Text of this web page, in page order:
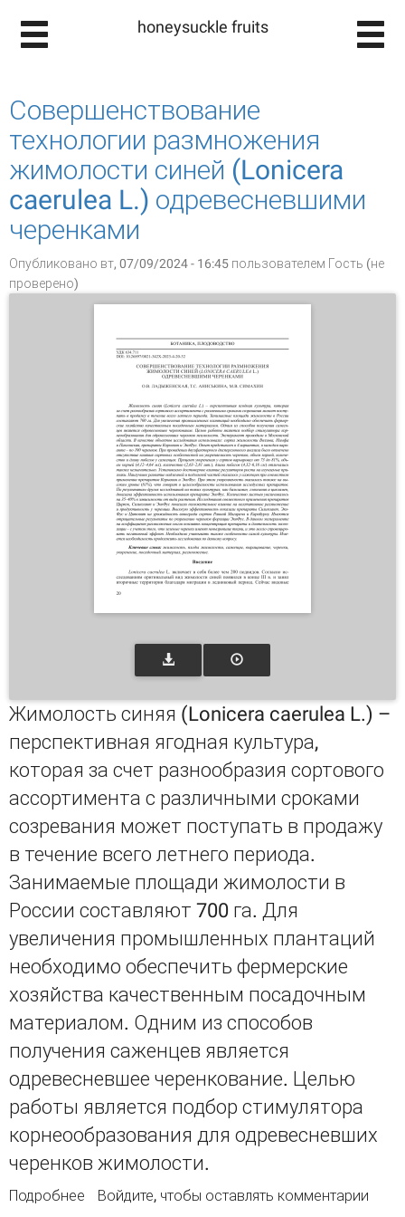
honeysuckle fruits
Совершенствование
технологии размножения
жимолости синей (Lonicera
caerulea L.) одревесневшими
черенками
Опубликовано вт, 07/09/2024 - 16:45 пользователем Гость (не
проверено)
Жимолость синяя (Lonicera caerulea L.) –
перспективная ягодная культура,
которая за счет разнообразия сортового
ассортимента с различными сроками
созревания может поступать в продажу
в течение всего летнего периода.
Занимаемые площади жимолости в
России составляют 700 га. Для
увеличения промышленных плантаций
необходимо обеспечить фермерские
хозяйства качественным посадочным
материалом. Одним из способов
получения саженцев является
одревесневшее черенкование. Целью
работы является подбор стимулятора
корнеообразования для одревесневших
черенков жимолости.
Подробнее о Совершенствование технологии
Войдите, чтобы оставлять комментарии